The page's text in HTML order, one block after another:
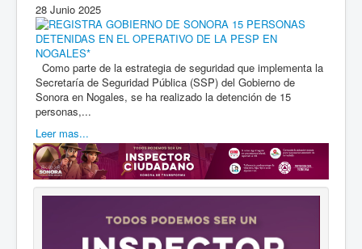
28 Junio 2025
Como parte de la estrategia de seguridad que implementa la
Secretaría de Seguridad Pública (SSP) del Gobierno de
Sonora en Nogales, se ha realizado la detención de 15
personas,...
Leer mas...